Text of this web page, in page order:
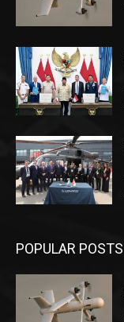
POPULAR POSTS